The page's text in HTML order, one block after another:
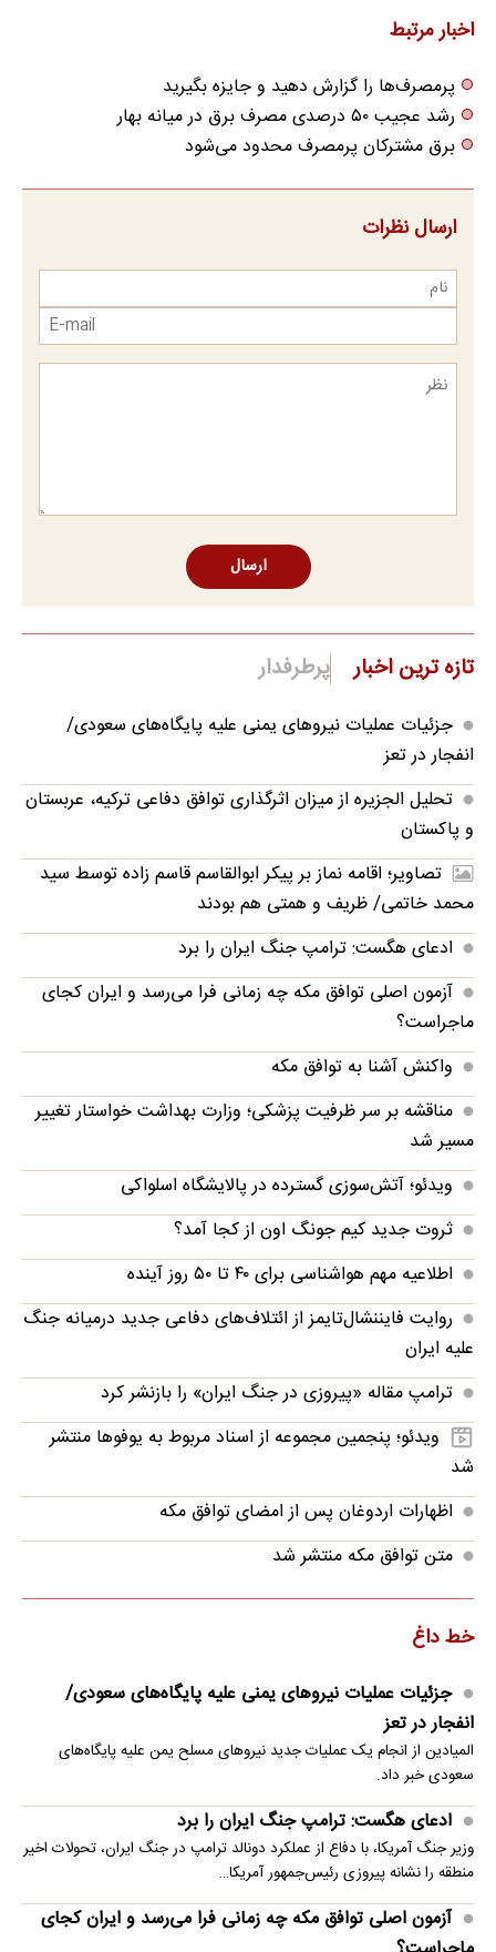
اخبار مرتبط
پرمصرف‌ها را گزارش دهید و جایزه بگیرید
رشد عجیب ۵۰ درصدی مصرف برق در میانه بهار
برق مشترکان پرمصرف محدود می‌شود
ارسال نظرات
ارسال
تازه ترین اخبار پرطرفدار
جزئیات عملیات نیروهای یمنی علیه پایگاه‌های سعودی/
انفجار در تعز
تحلیل الجزیره از میزان اثرگذاری توافق دفاعی ترکیه، عربستان
و پاکستان
تصاویر؛ اقامه نماز بر پیکر ابوالقاسم قاسم زاده توسط سید
محمد خاتمی/ ظریف و همتی هم بودند
ادعای هگست: ترامپ جنگ ایران را برد
آزمون اصلی توافق مکه چه زمانی فرا می‌رسد و ایران کجای
ماجراست؟
واکنش آشنا به توافق مکه
مناقشه بر سر ظرفیت پزشکی؛ وزارت بهداشت خواستار تغییر
مسیر شد
ویدئو؛ آتش‌سوزی گسترده در پالایشگاه اسلواکی
ثروت جدید کیم جونگ اون از کجا آمد؟
اطلاعیه مهم هواشناسی برای ۴۰ تا ۵۰ روز آینده
روایت فایننشال‌تایمز از ائتلاف‌های دفاعی جدید درمیانه جنگ
علیه ایران
ترامپ مقاله «پیروزی در جنگ ایران» را بازنشر کرد
ویدئو؛ پنجمین مجموعه از اسناد مربوط به یوفوها منتشر
شد
اظهارات اردوغان پس از امضای توافق مکه
متن توافق مکه منتشر شد
خط داغ
جزئیات عملیات نیروهای یمنی علیه پایگاه‌های سعودی/
انفجار در تعز
المیادین از انجام یک عملیات جدید نیروهای مسلح یمن علیه پایگاه‌های
سعودی خبر داد.
ادعای هگست: ترامپ جنگ ایران را برد
وزیر جنگ آمریکا، با دفاع از عملکرد دونالد ترامپ در جنگ ایران، تحولات اخیر
منطقه را نشانه پیروزی رئیس‌جمهور آمریکا…
آزمون اصلی توافق مکه چه زمانی فرا می‌رسد و ایران کجای